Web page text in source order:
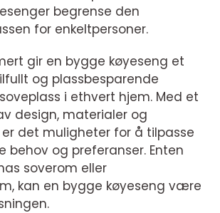
begrense den
for enkeltpersoner.
gir en bygge køyeseng et
og plassbesparende
i ethvert hjem. Med et
design, materialer og
det muligheter for å tilpasse
behov og preferanser. Enten
soverom eller
kan en bygge køyeseng være